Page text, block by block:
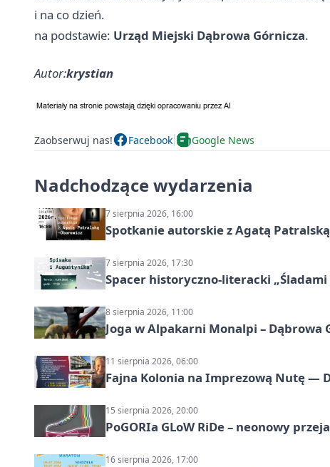
i na co dzień.
na podstawie: Urząd Miejski Dąbrowa Górnicza.
Autor:krystian
Zaobserwuj nas! Facebook Google News
Nadchodzące wydarzenia
7 sierpnia 2026, 16:00
Spotkanie autorskie z Agatą
7 sierpnia 2026, 17:30
Spacer historyczno-literacki
8 sierpnia 2026, 11:00
Joga w Alpakarni Monalpi – Dąbrowa
11 sierpnia 2026, 06:00
Fajna Kolonia na Imprezową Nutę —
15 sierpnia 2026, 20:00
PoGORIa GLoW RiDe – neonowy
16 sierpnia 2026, 17:00